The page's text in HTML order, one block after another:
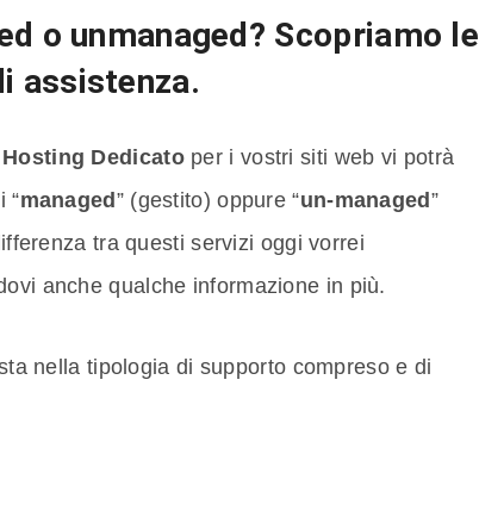
o unmanaged ? Scopriamo le
assistenza.
Hosting Dedicato per i vostri siti web vi potrà
“managed” (gestito) oppure “un-managed”
tra questi servizi oggi vorrei
anche qualche informazione in più.
nella tipologia di supporto compreso e di